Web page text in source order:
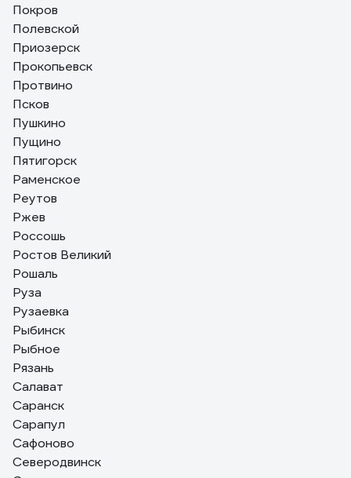
Покров
Полевской
Приозерск
Прокопьевск
Протвино
Псков
Пушкино
Пущино
Пятигорск
Раменское
Реутов
Ржев
Россошь
Ростов Великий
Рошаль
Руза
Рузаевка
Рыбинск
Рыбное
Рязань
Салават
Саранск
Сарапул
Сафоново
Северодвинск